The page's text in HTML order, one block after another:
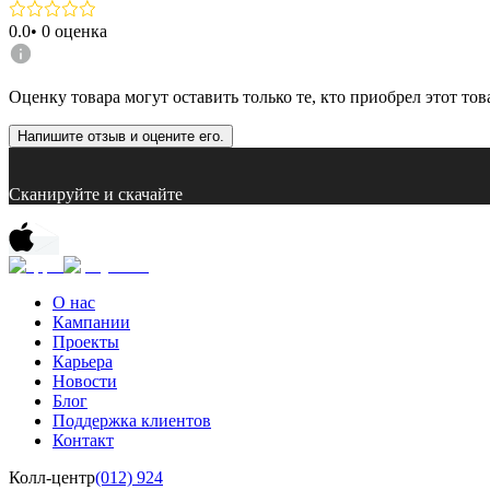
0.0• 0 оценка
Оценку товара могут оставить только те, кто приобрел этот
Напишите отзыв и оцените его.
Сканируйте и скачайте
О нас
Кампании
Проекты
Карьера
Новости
Блог
Поддержка клиентов
Контакт
Колл-центр(012) 924